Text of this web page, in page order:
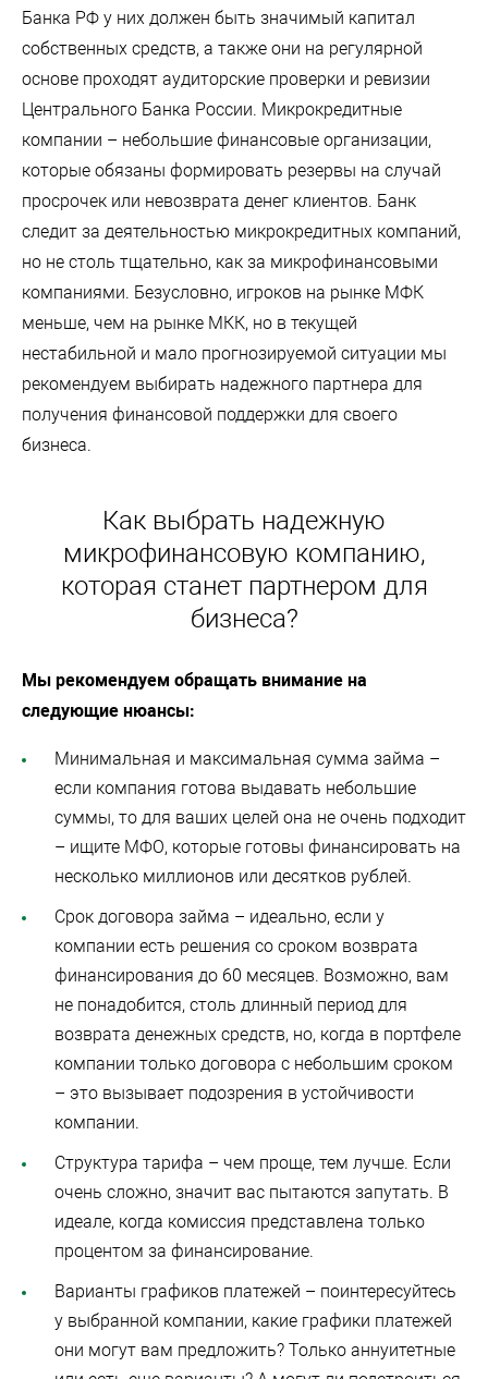
Банка РФ у них должен быть значимый капитал
собственных средств, а также они на регулярной
основе проходят аудиторские проверки и ревизии
Центрального Банка России. Микрокредитные
компании – небольшие финансовые организации,
которые обязаны формировать резервы на случай
просрочек или невозврата денег клиентов. Банк
следит за деятельностью микрокредитных компаний,
но не столь тщательно, как за микрофинансовыми
компаниями. Безусловно, игроков на рынке МФК
меньше, чем на рынке МКК, но в текущей
нестабильной и мало прогнозируемой ситуации мы
рекомендуем выбирать надежного партнера для
получения финансовой поддержки для своего
бизнеса.
Как выбрать надежную
микрофинансовую компанию,
которая станет партнером для
бизнеса?
Мы рекомендуем обращать внимание на
следующие нюансы:
Минимальная и максимальная сумма займа –
если компания готова выдавать небольшие
суммы, то для ваших целей она не очень подходит
– ищите МФО, которые готовы финансировать на
несколько миллионов или десятков рублей.
Срок договора займа – идеально, если у
компании есть решения со сроком возврата
финансирования до 60 месяцев. Возможно, вам
не понадобится, столь длинный период для
возврата денежных средств, но, когда в портфеле
компании только договора с небольшим сроком
– это вызывает подозрения в устойчивости
компании.
Структура тарифа – чем проще, тем лучше. Если
очень сложно, значит вас пытаются запутать. В
идеале, когда комиссия представлена только
процентом за финансирование.
Варианты графиков платежей – поинтересуйтесь
у выбранной компании, какие графики платежей
они могут вам предложить? Только аннуитетные